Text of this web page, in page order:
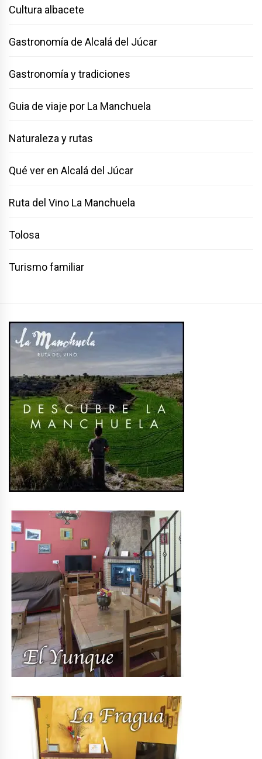
Cultura albacete
Gastronomía de Alcalá del Júcar
Gastronomía y tradiciones
Guia de viaje por La Manchuela
Naturaleza y rutas
Qué ver en Alcalá del Júcar
Ruta del Vino La Manchuela
Tolosa
Turismo familiar